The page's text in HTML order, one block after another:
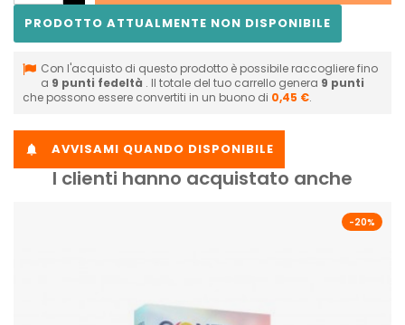
PRODOTTO ATTUALMENTE NON DISPONIBILE
Con l'acquisto di questo prodotto è possibile raccogliere fino
a 9 punti fedeltà . Il totale del tuo carrello genera 9 punti
che possono essere convertiti in un buono di 0,45 €.
 AVVISAMI QUANDO DISPONIBILE
I clienti hanno acquistato anche
-20%